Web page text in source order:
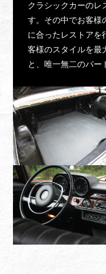
クラシックカーのレ
す。その中でお客様
に合ったレストアを
客様のスタイルを最
と、唯一無二のパー